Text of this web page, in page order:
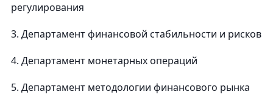
регулирования
3. Департамент финансовой стабильности и рисков
4. Департамент монетарных операций
5. Департамент методологии финансового рынка